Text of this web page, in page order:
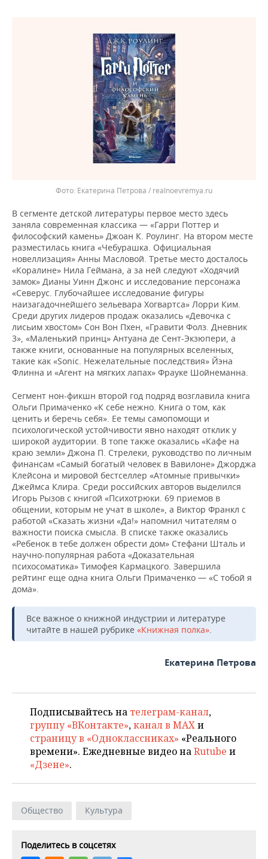
Екатерина Петрова / realnoevremya.ru
В сегменте детской литературы первое место здесь
заняла современная классика — «Гарри Поттер и
философский камень» Джоан К. Роулинг. На втором месте
разместилась книга «Чебурашка. Официальная
новеллизация» Анны Масловой. Третье место досталось
«Коралине» Нила Геймана, а за ней следуют «Ходячий
замок» Дианы Уинн Джонс и исследование персонажа
«Северус. Глубочайшее исследование фигуры
наизагадочнейшего зельевара Хогвартса» Лорри Ким.
Среди других лидеров продаж оказались «Девочка с
лисьим хвостом» Сон Вон Пхен, «Гравити Фолз. Дневник
3», «Маленький принц» Антуана де Сент-Экзюпери, а
также книги, основанные на популярных вселенных,
такие как «Sonic. Нежелательные последствия» Йэна
Флинна и «Агент на мягких лапах» Фрауке Шойнеманна.
Сегмент нон-фикшн второй год подряд возглавила книга
Ольги Примаченко «К себе нежно. Книга о том, как
ценить и беречь себя». Ее темы самопомощи и
психологической устойчивости явно находят отклик у
широкой аудитории. В топе также оказались «Кафе на
краю земли» Джона П. Стрелеки, руководство по личным
финансам «Самый богатый человек в Вавилоне» Джорджа
Клейсона и мировой бестселлер «Атомные привычки»
Джеймса Клира. Среди российских авторов выделился
Игорь Рызов с книгой «Психотрюки. 69 приемов в
общении, которым не учат в школе», а Виктор Франкл с
работой «Сказать жизни «Да!» напомнил читателям о
важности поиска смысла. В списке также оказались
«Ребенок в тебе должен обрести дом» Стефани Шталь и
научно-популярная работа «Доказательная
психосоматика» Тимофея Кармацкого. Завершила
рейтинг еще одна книга Ольги Примаченко — «С тобой я
дома».
Все важное о книжной индустрии и литературе
читайте в нашей рубрике «Книжная полка».
Екатерина Петрова
Подписывайтесь на телеграм-канал,
группу «ВКонтакте»,канал в MAXи
страницу в «Одноклассниках» «Реального
времени». Ежедневные видео наRutube и
«Дзене».
Общество Культура
Поделитесь в соцсетях